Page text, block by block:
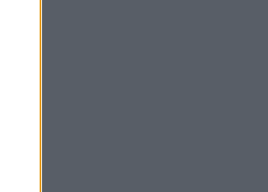
παραπέμπει τον